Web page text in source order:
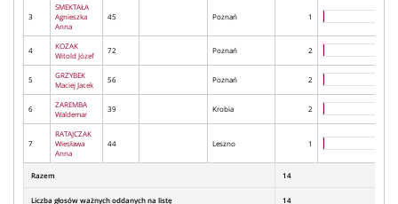
3
SMEKTAŁA
Agnieszka
Anna
45 Poznań 1
4
KOZAK
Witold Józef
72 Poznań 2
5
GRZYBEK
Maciej Jacek
56 Poznań 2
6
ZAREMBA
Waldemar
39 Krobia 2
7
RATAJCZAK
Wiesława
Anna
44 Leszno 1
Razem 14
Liczba głosów ważnych oddanych na listę 14